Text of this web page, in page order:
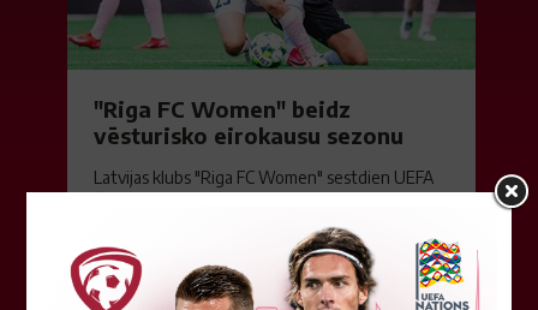
"Riga FC Women" beidz
vēsturisko eirokausu sezonu
Latvijas klubs "Riga FC Women" sestdien UEFA
piekāpās Lietuvas "Gintra". Ar šo spēli Latvijas
klubam beidzās eirokausu...